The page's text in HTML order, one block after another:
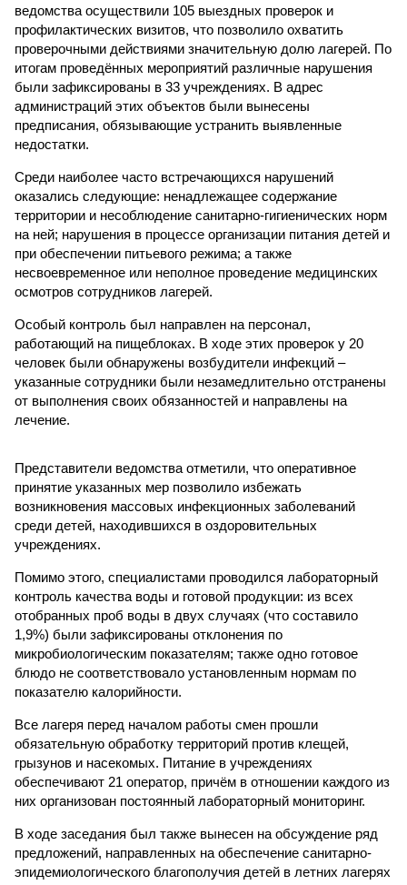
ведомства осуществили 105 выездных проверок и
профилактических визитов, что позволило охватить
проверочными действиями значительную долю лагерей. По
итогам проведённых мероприятий различные нарушения
были зафиксированы в 33 учреждениях. В адрес
администраций этих объектов были вынесены
предписания, обязывающие устранить выявленные
недостатки.
Среди наиболее часто встречающихся нарушений
оказались следующие: ненадлежащее содержание
территории и несоблюдение санитарно-гигиенических норм
на ней; нарушения в процессе организации питания детей и
при обеспечении питьевого режима; а также
несвоевременное или неполное проведение медицинских
осмотров сотрудников лагерей.
Особый контроль был направлен на персонал,
работающий на пищеблоках. В ходе этих проверок у 20
человек были обнаружены возбудители инфекций –
указанные сотрудники были незамедлительно отстранены
от выполнения своих обязанностей и направлены на
лечение.
Представители ведомства отметили, что оперативное
принятие указанных мер позволило избежать
возникновения массовых инфекционных заболеваний
среди детей, находившихся в оздоровительных
учреждениях.
Помимо этого, специалистами проводился лабораторный
контроль качества воды и готовой продукции: из всех
отобранных проб воды в двух случаях (что составило
1,9%) были зафиксированы отклонения по
микробиологическим показателям; также одно готовое
блюдо не соответствовало установленным нормам по
показателю калорийности.
Все лагеря перед началом работы смен прошли
обязательную обработку территорий против клещей,
грызунов и насекомых. Питание в учреждениях
обеспечивают 21 оператор, причём в отношении каждого из
них организован постоянный лабораторный мониторинг.
В ходе заседания был также вынесен на обсуждение ряд
предложений, направленных на обеспечение санитарно-
эпидемиологического благополучия детей в летних лагерях